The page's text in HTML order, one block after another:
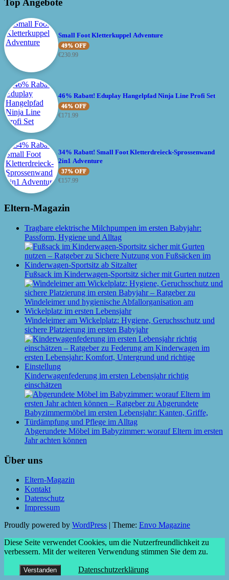
Top Angebote
Small Foot Kletterkuppel Adventure
49% OFF
€230.99
46% Rabatt! Eduplay Hangelpfad Ninja Line Profi Set
46% OFF
€171.99
34% Rabatt! Small Foot Kletterdreieck-Sprossenwand
2in1 Adventure
37% OFF
€157.99
Eltern-Magazin
Tragbare elektrische Milchpumpen im ersten Babyjahr:
Passform, Hygiene und Alltag
Fußsack im Kinderwagen-Sportsitz sicher mit Gurten nutzen
Windeleimer am Wickelplatz: Hygiene, Geruchsschutz und
sichere Platzierung im ersten Babyjahr
Kinderwagenfederung im ersten Lebensjahr richtig
einschätzen
Abgerundete Möbel im Babyzimmer: worauf Eltern im ersten
Jahr achten können
Über uns
Eltern-Magazin
Kontakt
Datenschutz
Impressum
Proudly powered by WordPress Theme: Envo Magazine
Diese Seite verwendet Cookies, um die Nutzerfreundlichkeit zu
verbessern. Mit der weiteren Verwendung stimmen Sie dem zu.
Verstanden Datenschutzerklärung